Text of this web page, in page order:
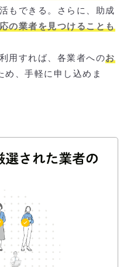
もできる。さらに、助成
の業者を見つけることも
用すれば、各業者へのお
め、手軽に申し込めま